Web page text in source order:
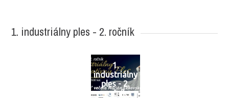
1. industriálny ples - 2. ročník
1.
industriálny
ples - 2.
ročník